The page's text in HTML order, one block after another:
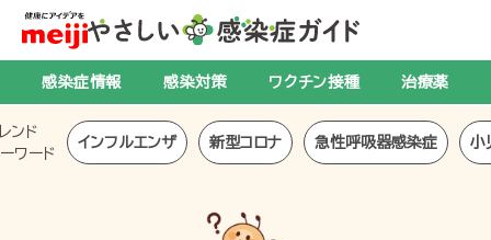
感染症情報 感染対策 ワクチン接種 治療薬
ンド
ワード
インフルエンザ 新型コロナ 急性呼吸器感染症 小